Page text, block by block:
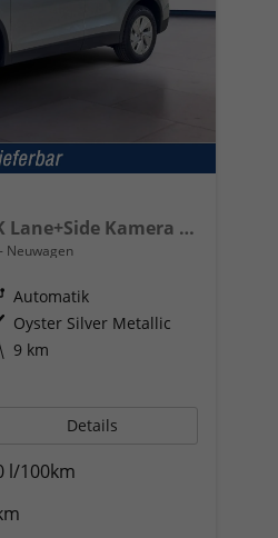
1.5 eTSI 110 kW Trend AHK Lane+Side Kamera VZE
Neuwagen
Automatik
Oyster Silver Metallic
9 km
Details
l/100km